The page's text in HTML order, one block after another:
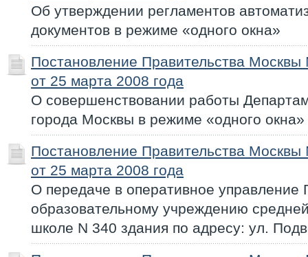
Об утверждении регламентов
документов в режиме «одного окна»
Постановление Правительства
от 25 марта 2008 года
О совершенствовании работы
города Москвы в режиме «одного окна»
Постановление Правительства
от 25 марта 2008 года
О передаче в оперативное управление
образовательному учреждению
школе N 340 здания по адресу: ул.